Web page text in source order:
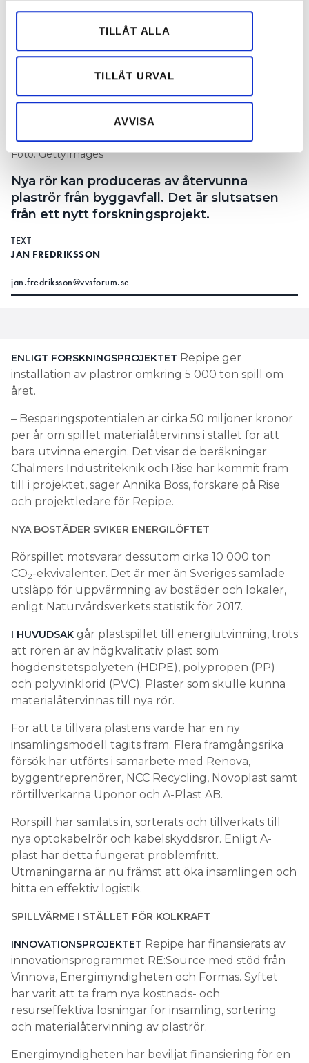
för sociala medier och analysera vår trafik. Vi
vidarebefordrar även sådana identifierare och annan
annons- och analysföretag som vi samarbetar med.
Dessa kan i sin tur kombinera informationen med annan
information som du har tillhandahållit eller som de har
samlat in när du har använt deras tjänster.
TILLÅT ALLA
TILLÅT URVAL
AVVISA
Foto: GettyImages
Nya rör kan produceras av återvunna
plaströr från byggavfall. Det är slutsatsen
från ett nytt forskningsprojekt.
TEXT
JAN FREDRIKSSON
jan.fredriksson@vvsforum.se
ENLIGT FORSKNINGSPROJEKTET Repipe ger
installation av plaströr omkring 5 000 ton spill om
året.
– Besparingspotentialen är cirka 50 miljoner kronor
per år om spillet materialåtervinns i stället för att
bara utvinna energin. Det visar de beräkningar
Chalmers Industriteknik och Rise har kommit fram
till i projektet, säger Annika Boss, forskare på Rise
och projektledare för Repipe.
NYA BOSTÄDER SVIKER ENERGILÖFTET
Rörspillet motsvarar dessutom cirka 10 000 ton
CO2-ekvivalenter. Det är mer än Sveriges samlade
utsläpp för uppvärmning av bostäder och lokaler,
enligt Naturvårdsverkets statistik för 2017.
I HUVUDSAK går plastspillet till energiutvinning, trots
att rören är av högkvalitativ plast som
högdensitetspolyeten (HDPE), polypropen (PP)
och polyvinklorid (PVC). Plaster som skulle kunna
materialåtervinnas till nya rör.
För att ta tillvara plastens värde har en ny
insamlingsmodell tagits fram. Flera framgångsrika
försök har utförts i samarbete med Renova,
byggentreprenörer, NCC Recycling, Novoplast samt
rörtillverkarna Uponor och A-Plast AB.
Rörspill har samlats in, sorterats och tillverkats till
nya optokabelrör och kabelskyddsrör. Enligt A-
plast har detta fungerat problemfritt.
Utmaningarna är nu främst att öka insamlingen och
hitta en effektiv logistik.
SPILLVÄRME I STÄLLET FÖR KOLKRAFT
INNOVATIONSPROJEKTET Repipe har finansierats av
innovationsprogrammet RE:Source med stöd från
Vinnova, Energimyndigheten och Formas. Syftet
har varit att ta fram nya kostnads- och
resurseffektiva lösningar för insamling, sortering
och materialåtervinning av plaströr.
Energimyndigheten har beviljat finansiering för en